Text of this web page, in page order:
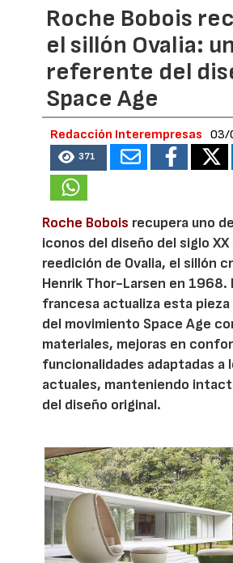
Roche Bobois
el sillón Ovalia: un
referente del
Space Age
Redacción Interempresas 03/
371
Roche Bobois recupera uno
iconos del diseño del siglo XX
reedición de Ovalia, el sillón
Henrik Thor-Larsen en 1968.
francesa actualiza esta
del movimiento Space Age
materiales, mejoras en
funcionalidades adaptadas a
actuales, manteniendo
del diseño original.